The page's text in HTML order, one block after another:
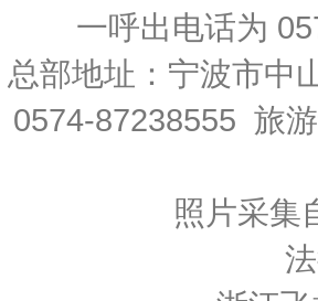
一呼出电话为
总部地址：宁波市中
0574-87238555 旅
照片采集